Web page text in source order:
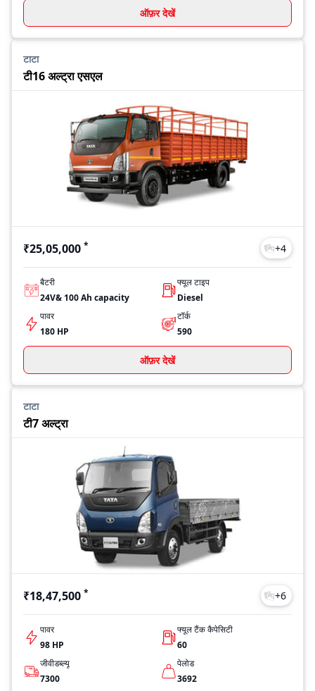
ऑफ़र देखें
टाटा
टी16 अल्ट्रा एसएल
₹25,05,000 * +4
बैटरी
24V& 100 Ah capacity
फ्यूल टाइप
Diesel
पावर
180 HP
टॉर्क
590
ऑफ़र देखें
टाटा
टी7 अल्ट्रा
₹18,47,500 * +6
पावर
98 HP
फ्यूल टैंक कैपेसिटी
60
जीवीडब्ल्यू
7300
पेलोड
3692